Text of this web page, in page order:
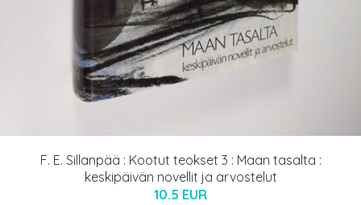
F. E. Sillanpää : Kootut teokset 3 : Maan tasalta :
keskipäivän novellit ja arvostelut
10.5 EUR